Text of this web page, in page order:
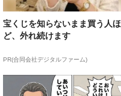
宝くじを知らないまま買う人ほ
ど、外れ続けます
PR(合同会社デジタルファーム)